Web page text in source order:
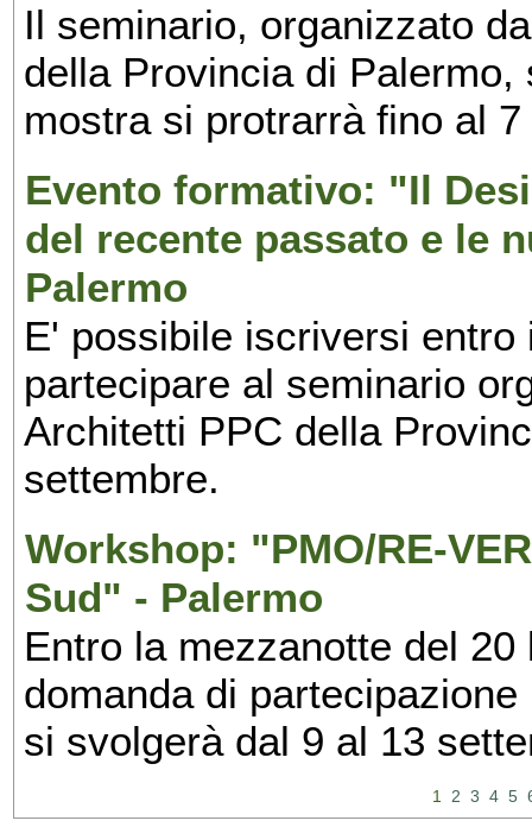
Il seminario, organizzato
della Provincia di
mostra si protrarrà fino al
Evento formativo: "Il
del recente passato e le
Palermo
E' possibile iscriversi
partecipare al seminario
Architetti PPC della
settembre.
Workshop: "PMO/RE-
Sud" - Palermo
Entro la mezzanotte del
domanda di
si svolgerà dal 9 al 13
1 2 3 4 5